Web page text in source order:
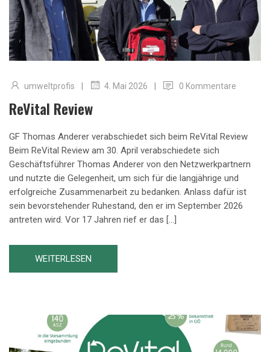
umweltprofis | 4. Mai 2026 | 0 Kommentare
ReVital Review
GF Thomas Anderer verabschiedet sich beim ReVital Review
Beim ReVital Review am 30. April verabschiedete sich
Geschäftsführer Thomas Anderer von den Netzwerkpartnern
und nutzte die Gelegenheit, um sich für die langjährige und
erfolgreiche Zusammenarbeit zu bedanken. Anlass dafür ist
sein bevorstehender Ruhestand, den er im September 2026
antreten wird. Vor 17 Jahren rief er das […]
WEITERLESEN